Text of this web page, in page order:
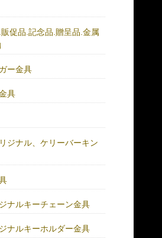
販促品.記念品.贈呈品.金属
ー金具
具
ジナル、ケリーバーキン
ナルキーチェーン金具
ナルキーホルダー金具